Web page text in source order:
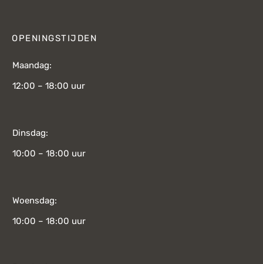
OPENINGSTIJDEN
Maandag:
12:00 – 18:00 uur
Dinsdag:
10:00 – 18:00 uur
Woensdag:
10:00 – 18:00 uur